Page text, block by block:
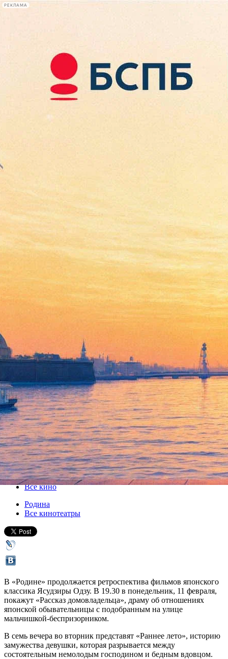
РЕКЛАМА
Сегодня:
2026.08.10
11:46
Афиша Plus
В «Родине» завершится
ретроспектива Одзу
11 февраля 2019, понедельник-13 февраля 2019, среда
Версия для печати
Все кино
Родина
Все кинотеатры
В «Родине» продолжается ретроспектива фильмов японского
классика Ясудзиры Одзу. В 19.30 в понедельник, 11 февраля,
покажут «Рассказ домовладельца», драму об отношениях
японской обывательницы с подобранным на улице
мальчишкой-беспризорником.
В семь вечера во вторник представят «Раннее лето», историю
замужества девушки, которая разрывается между
состоятельным немолодым господином и бедным вдовцом.